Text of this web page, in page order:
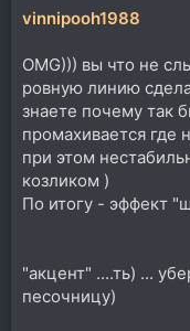
vinnipooh1988
OMG))) вы что не
ровную линию
знаете почему так
промахивается где
при этом
козликом )
По итогу - эффект
"акцент" ....ть) ...
песочницу)